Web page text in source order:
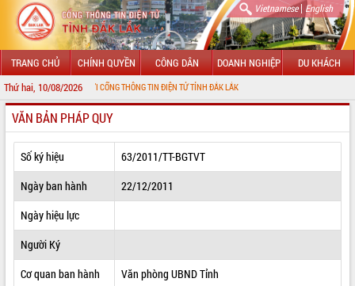
Vietnamese| English
TRANG CHỦ CHÍNH QUYỀN CÔNG DÂN DOANH NGHIỆP DU KHÁCH
Thứ hai, 10/08/2026
ĐẾN VỚI CỔNG THÔNG TIN ĐIỆN TỬ TỈNH ĐẮK LẮK
GIỚI THIỆU
LÃNH ĐẠO UBND TỈNH
TIN TỨC SỰ KIỆN
SỞ, BAN, NGÀNH
UBND CÁC XÃ, PHƯỜNG
THÔNG TIN CHỈ ĐẠO ĐIỀU HÀNH
VĂN BẢN PHÁP QUY
Số ký hiệu
63/2011/TT-BGTVT
Ngày ban hành
22/12/2011
Ngày hiệu lực
Người Ký
Cơ quan ban hành
Văn phòng UBND Tỉnh